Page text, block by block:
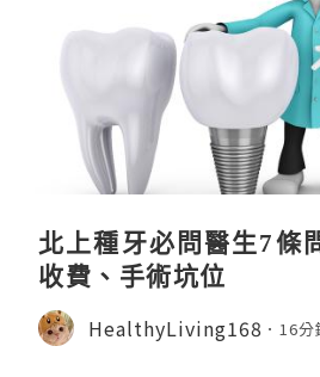
北上種牙必問醫生7條
收費、手術坑位
HealthyLiving168 16分